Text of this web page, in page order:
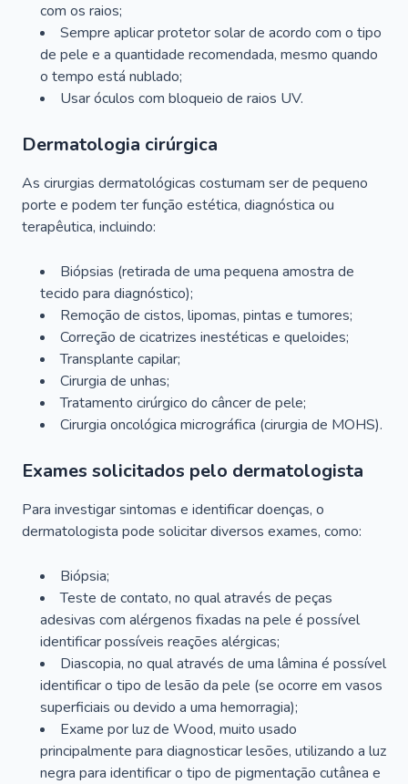
com os raios;
Sempre aplicar protetor solar de acordo com o tipo
de pele e a quantidade recomendada, mesmo quando
o tempo está nublado;
Usar óculos com bloqueio de raios UV.
Dermatologia cirúrgica
As cirurgias dermatológicas costumam ser de pequeno
porte e podem ter função estética, diagnóstica ou
terapêutica, incluindo:
Biópsias (retirada de uma pequena amostra de
tecido para diagnóstico);
Remoção de cistos, lipomas, pintas e tumores;
Correção de cicatrizes inestéticas e queloides;
Transplante capilar;
Cirurgia de unhas;
Tratamento cirúrgico do câncer de pele;
Cirurgia oncológica micrográfica (cirurgia de MOHS).
Exames solicitados pelo dermatologista
Para investigar sintomas e identificar doenças, o
dermatologista pode solicitar diversos exames, como:
Biópsia;
Teste de contato, no qual através de peças
adesivas com alérgenos fixadas na pele é possível
identificar possíveis reações alérgicas;
Diascopia, no qual através de uma lâmina é possível
identificar o tipo de lesão da pele (se ocorre em vasos
superficiais ou devido a uma hemorragia);
Exame por luz de Wood, muito usado
principalmente para diagnosticar lesões, utilizando a luz
negra para identificar o tipo de pigmentação cutânea e